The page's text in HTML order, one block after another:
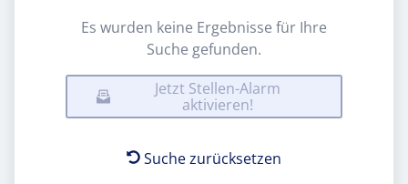
Es wurden keine Ergebnisse für Ihre
Suche gefunden.
Jetzt Stellen-Alarm
aktivieren!
Suche zurücksetzen